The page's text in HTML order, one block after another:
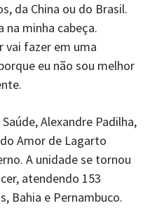
da China ou do Brasil.
minha cabeça.
vai fazer em uma
eu não sou melhor
Alexandre Padilha,
Amor de Lagarto
A unidade se tornou
atendendo 153
Bahia e Pernambuco.